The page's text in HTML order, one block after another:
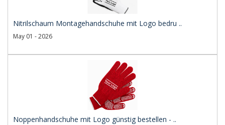
Nitrilschaum Montagehandschuhe mit Logo bedru ..
May 01 - 2026
Noppenhandschuhe mit Logo günstig bestellen - ..